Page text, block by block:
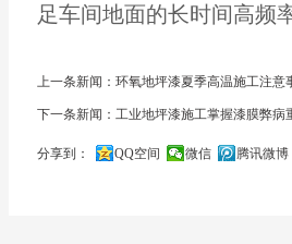
足车间地面的长时间高频
上一条新闻：环氧地坪漆夏季高温施工注意
下一条新闻：工业地坪漆施工掌握漆膜弊病
分享到： QQ空间 微信 腾讯微博